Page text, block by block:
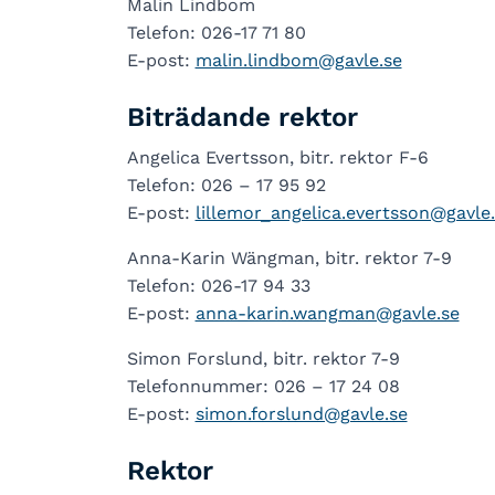
Malin Lindbom
Telefon: 026-17 71 80
E-post: malin.lindbom@gavle.se
Biträdande rektor
Angelica Evertsson, bitr. rektor F-6
Telefon: 026 – 17 95 92
E-post:
Anna-Karin Wängman, bitr. rektor 7-9
Telefon: 026-17 94 33
E-post: anna-karin.wangman@gavle.se
Simon Forslund, bitr. rektor 7-9
Telefonnummer: 026 – 17 24 08
E-post: simon.forslund@gavle.se
Rektor